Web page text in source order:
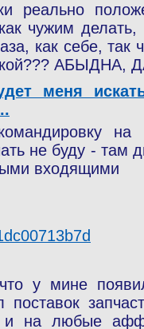
реально
чужим делать,
как себе, так
АБЫДНА,
меня
на
не буду - там
входящими
у мине
и на любые